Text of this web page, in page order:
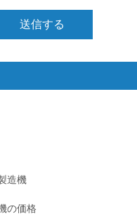
送信する
造機
の価格